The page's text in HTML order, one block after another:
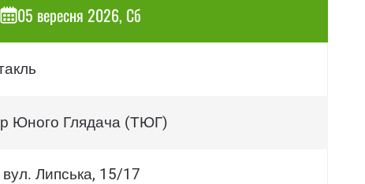
05 вересня 2026, Сб
Юного Глядача (ТЮГ)
вул. Липська, 15/17